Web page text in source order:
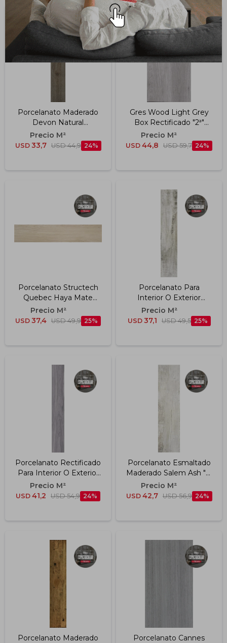
Porcelanato Maderado
Devon Natural
Rectificado "a" 20x120
Cm
USD 33,7 USD 44,9 24
Gres Wood Light Grey
Box Rectificado "2ª"
40.5x81 20mm
USD 44,8 USD 59,7 24
Porcelanato Structech
Quebec Haya Mate
Rectificado "a" 30x150
Cm
USD 37,4 USD 49,9 25
Porcelanato Para
Interior O Exterior
Mikeno Grey "a" 23x120
Cm
USD 37,1 USD 49,5 25
Porcelanato Rectificado
Para Interior O Exterior
Bengala Dark "a" 23x120
Cm
USD 41,2 USD 54,9 24
Porcelanato Esmaltado
Maderado Salem Ash "a"
30x150 Cm
USD 42,7 USD 56,9 24
Porcelanato Maderado
Porcelanato Cannes